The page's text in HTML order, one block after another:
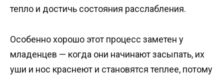
тепло и достичь состояния расслабления.
Особенно хорошо этот процесс заметен у
младенцев — когда они начинают засыпать, их
уши и нос краснеют и становятся теплее, потому